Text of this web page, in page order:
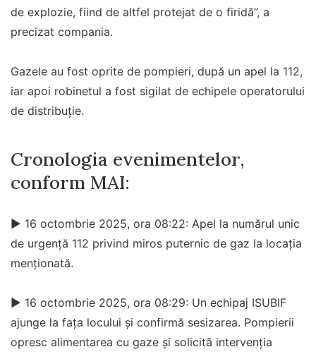
de explozie, fiind de altfel protejat de o firidă”, a
precizat compania.
Gazele au fost oprite de pompieri, după un apel la 112,
iar apoi robinetul a fost sigilat de echipele operatorului
de distribuție.
Cronologia evenimentelor,
conform MAI:
► 16 octombrie 2025, ora 08:22: Apel la numărul unic
de urgență 112 privind miros puternic de gaz la locația
menționată.
► 16 octombrie 2025, ora 08:29: Un echipaj ISUBIF
ajunge la fața locului și confirmă sesizarea. Pompierii
opresc alimentarea cu gaze și solicită intervenția